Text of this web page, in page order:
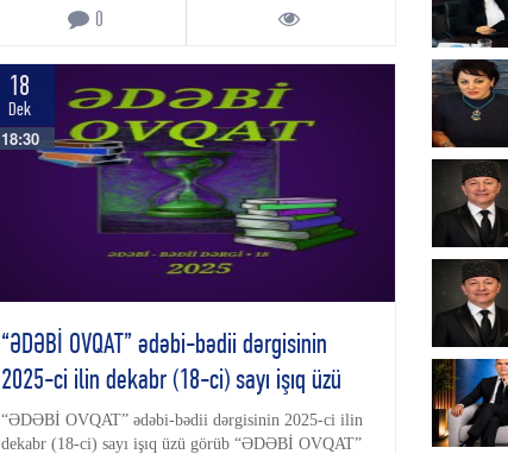
0
18
Dek
18:30
“ƏDƏBİ OVQAT” ədəbi-bədii dərgisinin
2025-ci ilin dekabr (18-ci) sayı işıq üzü
görüb
“ƏDƏBİ OVQAT” ədəbi-bədii dərgisinin 2025-ci ilin
dekabr (18-ci) sayı işıq üzü görüb “ƏDƏBİ OVQAT”